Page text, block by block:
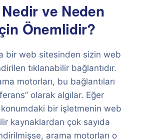
ve Neden
Önemlidir?
bir web sitesinden sizin web
tıklanabilir bağlantıdır.
motorları, bu bağlantıları
olarak algılar. Eğer
bir işletmenin web
kaynaklardan çok sayıda
arama motorları o